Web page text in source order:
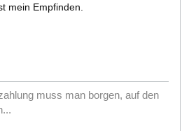
mein Empfinden.
muss man borgen, auf den